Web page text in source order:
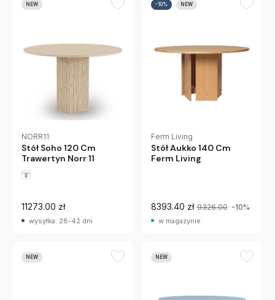
NEW
NORR11
Stół Soho 120 Cm
Trawertyn Norr 11
11273.00 zł
wysyłka: 28-42 dni
-10% NEW
Ferm Living
Stół Aukko 140 Cm
Ferm Living
8393.40 zł 9326.00 -10%
w magazynie
NEW NEW